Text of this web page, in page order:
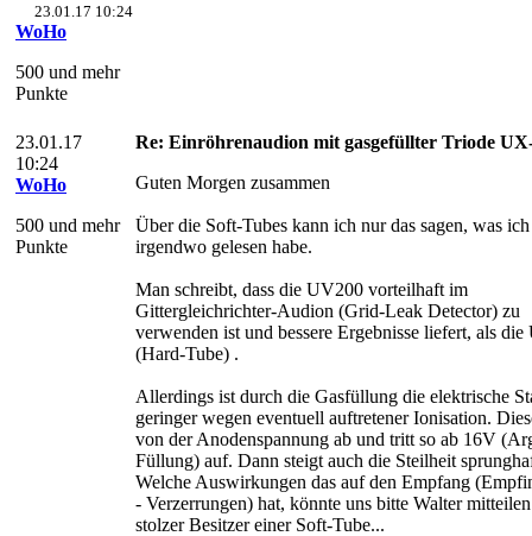
23.01.17 10:24
WoHo
500 und mehr
Punkte
23.01.17
10:24
WoHo
500 und mehr
Punkte
Re: Einröhrenaudion mit gasgefüllter Triode
Guten Morgen zusammen
Über die Soft-Tubes kann ich nur das sagen, was
irgendwo gelesen habe.
Man schreibt, dass die UV200 vorteilhaft im
Gittergleichrichter-Audion (Grid-Leak Detector) zu
verwenden ist und bessere Ergebnisse liefert, als
(Hard-Tube) .
Allerdings ist durch die Gasfüllung die elektrische
geringer wegen eventuell auftretener Ionisation.
von der Anodenspannung ab und tritt so ab 16V
Füllung) auf. Dann steigt auch die Steilheit
Welche Auswirkungen das auf den Empfang
- Verzerrungen) hat, könnte uns bitte Walter
stolzer Besitzer einer Soft-Tube...